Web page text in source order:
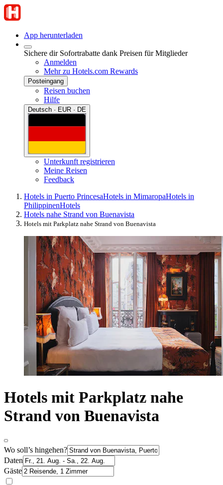
App herunterladen
Sichere dir Sofortrabatte dank Preisen für Mitglieder
Anmelden
Mehr zu Hotels.com Rewards
Posteingang
Reisen buchen
Hilfe
Deutsch · EUR · DE
Unterkunft registrieren
Meine Reisen
Feedback
Hotels in Puerto PrincesaHotels in MimaropaHotels in
PhilippinenHotels
Hotels nahe Strand von Buenavista
Hotels mit Parkplatz nahe Strand von Buenavista
Hotels mit Parkplatz nahe
Strand von Buenavista
Wo soll’s hingehen?
Daten
Gäste